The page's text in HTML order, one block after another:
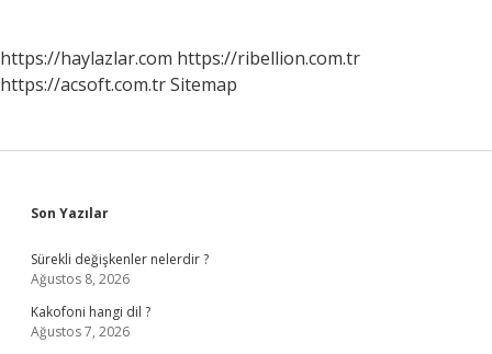
https://haylazlar.com https://ribellion.com.tr
https://acsoft.com.trSitemap
Sidebar
Son Yazılar
Sürekli değişkenler nelerdir ?
Ağustos 8, 2026
Kakofoni hangi dil ?
Ağustos 7, 2026